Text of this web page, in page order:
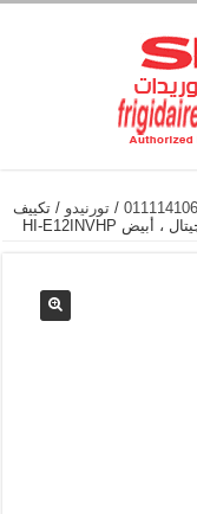
/تورنيدو / تكييف